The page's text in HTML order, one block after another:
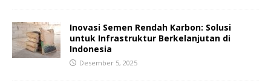
Inovasi Semen Rendah Karbon: Solusi
untuk Infrastruktur Berkelanjutan di
Indonesia
Desember 5, 2025